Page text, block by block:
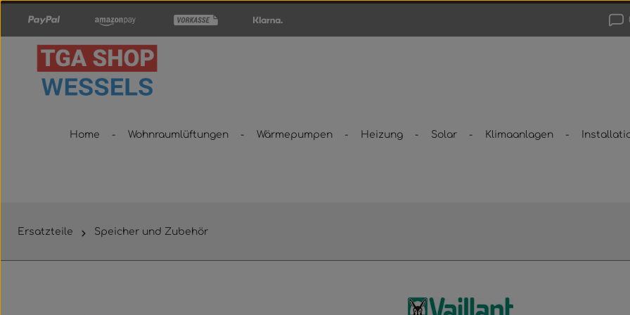
Hauptinhalt springen
Zur Hauptnavigation springen
Home Wohnraumlüftungen Wärmepumpen Heizung Solar Klimaanlagen
Ersatzteile Speicher und Zubehör